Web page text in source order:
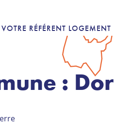
VOTRE RÉFÉRENT LOGEMENT
: